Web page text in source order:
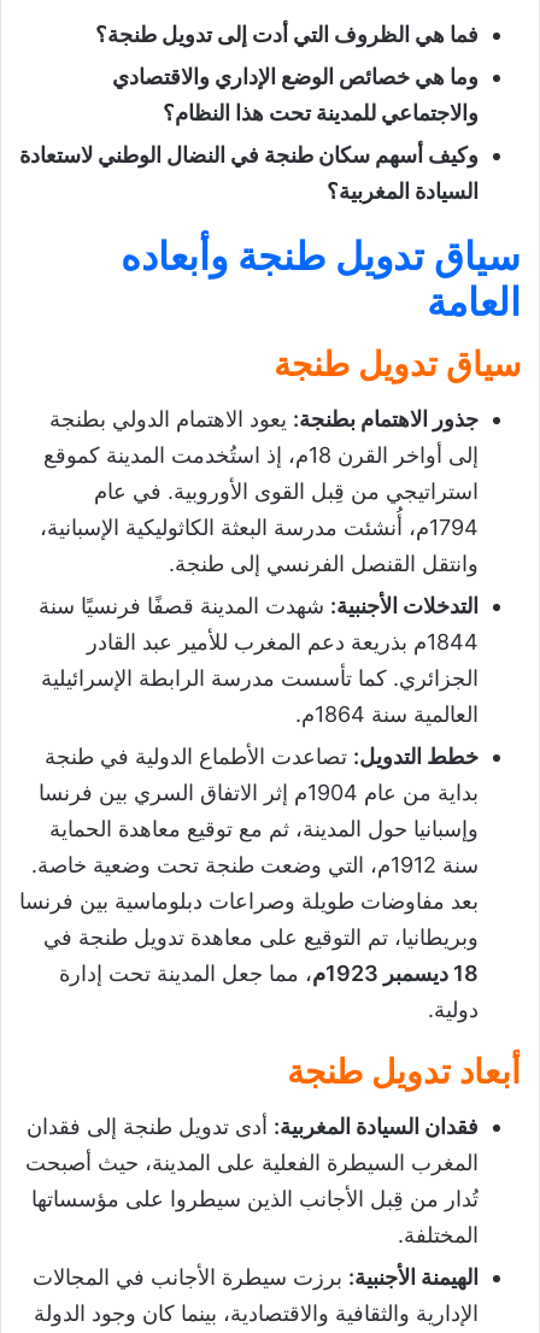
أبعاد تدويل طنجة
الوضعية الإدارية لطنجة خلال النظام الدولي
الأجهزة الإدارية لطنجة الدولية
الوضعية الاقتصادية والاجتماعية لطنجة
الوضع الاقتصادي
ردود الفعل تجاه التدويل وإسهام طنجة في
الكفاح الوطني
المقاومة الثقافية والوطنية
الصحافة الوطنية
الزيارات السلطانية
النضال الشعبي
خاتمة (الوضع الدولي لمدينة طنجة في عهد
الحماية)
تحميل درس الوضع الدولي لمدينة طنجة في
عهد الحماية
فما هي الظروف التي أدت إلى تدويل طنجة؟
وما هي خصائص الوضع الإداري والاقتصادي
والاجتماعي للمدينة تحت هذا النظام؟
وكيف أسهم سكان طنجة في النضال الوطني لاستعادة
السيادة المغربية؟
سياق تدويل طنجة وأبعاده
العامة
سياق تدويل طنجة
جذور الاهتمام بطنجة: يعود الاهتمام الدولي بطنجة
إلى أواخر القرن 18م، إذ استُخدمت المدينة كموقع
استراتيجي من قِبل القوى الأوروبية. في عام
1794م، أُنشئت مدرسة البعثة الكاثوليكية الإسبانية،
وانتقل القنصل الفرنسي إلى طنجة.
التدخلات الأجنبية: شهدت المدينة قصفًا فرنسيًا سنة
1844م بذريعة دعم المغرب للأمير عبد القادر
الجزائري. كما تأسست مدرسة الرابطة الإسرائيلية
العالمية سنة 1864م.
خطط التدويل: تصاعدت الأطماع الدولية في طنجة
بداية من عام 1904م إثر الاتفاق السري بين فرنسا
وإسبانيا حول المدينة، ثم مع توقيع معاهدة الحماية
سنة 1912م، التي وضعت طنجة تحت وضعية خاصة.
بعد مفاوضات طويلة وصراعات دبلوماسية بين فرنسا
وبريطانيا، تم التوقيع على معاهدة تدويل طنجة في
18 ديسمبر 1923م
، مما جعل المدينة تحت إدارة
دولية.
أبعاد تدويل طنجة
فقدان السيادة المغربية: أدى تدويل طنجة إلى فقدان
المغرب السيطرة الفعلية على المدينة، حيث أصبحت
تُدار من قِبل الأجانب الذين سيطروا على مؤسساتها
المختلفة.
الهيمنة الأجنبية: برزت سيطرة الأجانب في المجالات
الإدارية والثقافية والاقتصادية، بينما كان وجود الدولة